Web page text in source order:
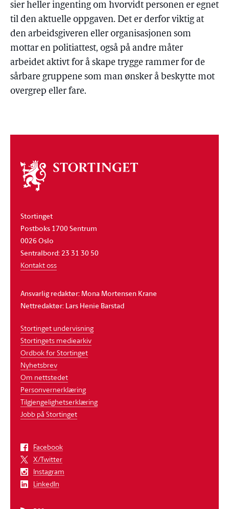
sier heller ingenting om hvorvidt personen er egnet
til den aktuelle oppgaven. Det er derfor viktig at
den arbeidsgiveren eller organisasjonen som
mottar en politiattest, også på andre måter
arbeidet aktivt for å skape trygge rammer for de
sårbare gruppene som man ønsker å beskytte mot
overgrep eller fare.
Om
stortinget
Stortinget
Postboks 1700 Sentrum
0026 Oslo
Sentralbord: 23 31 30 50
Kontakt oss
Ansvarlig redaktør: Mona Mortensen Krane
Nettredaktør: Lars Henie Barstad
Stortinget undervisning
Stortingets mediearkiv
Ordbok for Stortinget
Nyhetsbrev
Om nettstedet
Personvernerklæring
Tilgjengelighetserklæring
Jobb på Stortinget
Facebook
X/Twitter
Instagram
LinkedIn